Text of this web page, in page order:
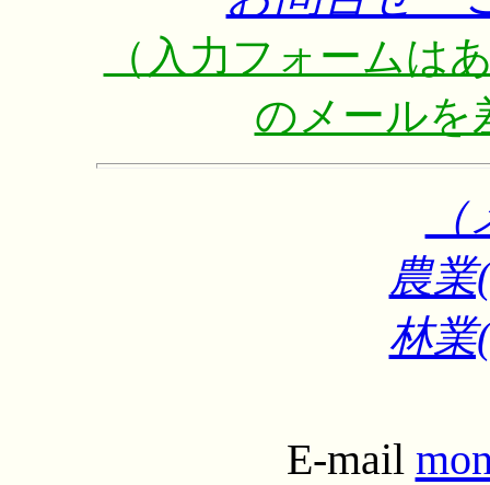
（入力フォームは
のメールを
農
林業
E-mail